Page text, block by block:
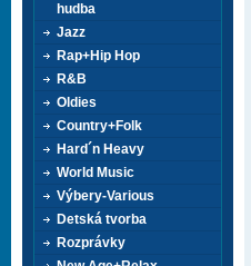
hudba
Jazz
Rap+Hip Hop
R&B
Oldies
Country+Folk
Hard´n Heavy
World Music
Výbery-Various
Detská tvorba
Rozprávky